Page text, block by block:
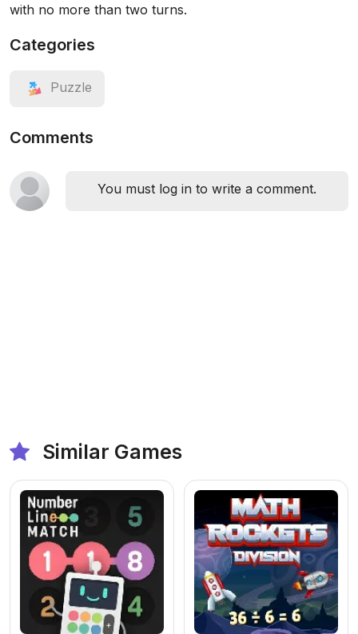
with no more than two turns.
Categories
Puzzle
Comments
You must log in to write a comment.
Similar Games